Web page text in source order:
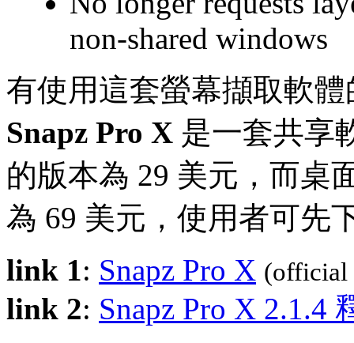
non-shared windows
有使用這套螢幕擷取軟
Snapz Pro X 是一套共享
的版本為 29 美元，而桌
為 69 美元，使用者可先
link 1: Snapz Pro X (official
link 2: Snapz Pro X 2.1.4